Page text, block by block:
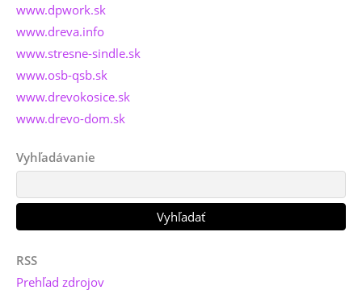
www.dpwork.sk
www.dreva.info
www.stresne-sindle.sk
www.osb-qsb.sk
www.drevokosice.sk
www.drevo-dom.sk
Vyhľadávanie
RSS
Prehľad zdrojov